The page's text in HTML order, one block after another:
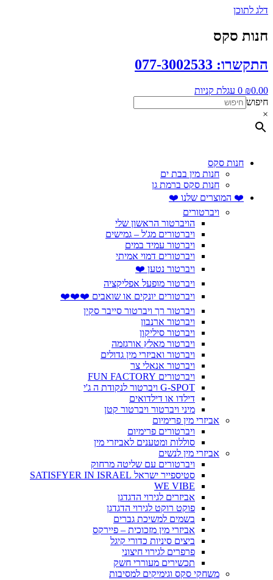
דלג לתוכן
חנות סקס
התקשרו: 077-3002533
₪0.00
0 עגלת קניות
חיפוש
×
חנות סקס
חנות מין בבת ים
חנות סקס ברמת גן
❤️ המוצרים שלנו ❤️
ויברטורים
הויברטור הראשון שלי
ויברטורים מג'ל – גמישים
ויברטור עמיד במים
ויברטורים דמוי אמיתי
ויברטור נטען ❤️
ויברטור מופעל אפליקציה
ויברטורים יונקים או שואבים ❤️❤️❤️
ויברטור רך ויברטור סייבר סקין
ויברטור ארנבון
ויברטור סיליקון
ויברטור מאלץ אורגזמה
ויברטור ואביזרי מין גדולים
ויברטור אנאלי צר
ויברטורים FUN FACTORY
G-SPOT ויברטור לנקודת ה ג'י
דילדו או דילדואים
מיני ויברטור ויברטור קטן
אביזרי מין פרימיום
ויברטורים פרימיום
סוללות ומטענים לאביזרי מין
אביזרי מין לנשים
ויברטורים עם שליטה מרחוק
סטיספייר ישראל SATISFYER IN ISRAEL
WE VIBE
אביזרים לגירוי הדגדגן
פוקט רוקט לגירוי הדגדגן
בשמים למשיכת גברים
אביזרי מין מזכוכית – פיירקס
ביצים סיניות כדורי קיגל
פרפרים לגירוי חיצוני
תכשירים מעוררי חשק
משחקי סקס וגימיקים למסיבות